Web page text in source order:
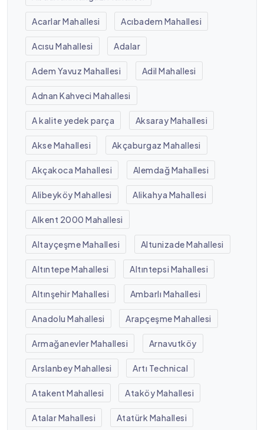
Acarlar Mahallesi Acıbadem Mahallesi
Acısu Mahallesi Adalar
Adem Yavuz Mahallesi Adil Mahallesi
Adnan Kahveci Mahallesi
A kalite yedek parça Aksaray Mahallesi
Akse Mahallesi Akçaburgaz Mahallesi
Akçakoca Mahallesi Alemdağ Mahallesi
Alibeyköy Mahallesi Alikahya Mahallesi
Alkent 2000 Mahallesi
Altayçeşme Mahallesi Altunizade Mahallesi
Altıntepe Mahallesi Altıntepsi Mahallesi
Altınşehir Mahallesi Ambarlı Mahallesi
Anadolu Mahallesi Arapçeşme Mahallesi
Armağanevler Mahallesi Arnavutköy
Arslanbey Mahallesi Artı Technical
Atakent Mahallesi Ataköy Mahallesi
Atalar Mahallesi Atatürk Mahallesi